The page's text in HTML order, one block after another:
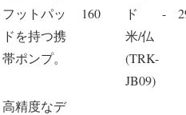
フットパッ
ドを持つ携
帯ポンプ。
160
ド
米/仏
(TRK-
JB09)
-
高精度なデ